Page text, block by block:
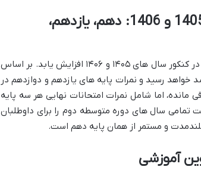
پیش بینی سهم سوابق تحصیلی در کنکور 1405 و 1406: دهم، یازدهم،
با نگاهی به آینده، پیش بینی می شود که سهم سوابق تحصیلی در کنکور سال های ۱۴۰۵ و ۱۴۰۶ افزایش یابد. بر اساس
و اعلام های اولیه، این سهم برای کنکور ۱۴۰۵ به ۶۰ درصد خواهد رسید و نمرات پایه های یازدهم و دوازدهم در
برای کنکور ۱۴۰۶، این تاثیر به ۶۰ درصد باقی مانده، اما شامل نمرات امتحانات نهایی هر سه پایه
تمامی سال های دوره متوسطه دوم را برای داوطلبان
و مستمر از همان پایه دهم است.
آموزشی